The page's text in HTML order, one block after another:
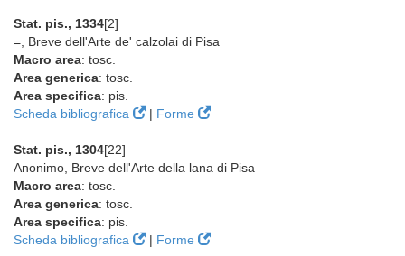
Stat. pis., 1334[2]
=, Breve dell'Arte de' calzolai di Pisa
Macro area: tosc.
Area generica: tosc.
Area specifica: pis.
Scheda bibliografica
| Forme
Stat. pis., 1304[22]
Anonimo, Breve dell'Arte della lana di Pisa
Macro area: tosc.
Area generica: tosc.
Area specifica: pis.
Scheda bibliografica
| Forme